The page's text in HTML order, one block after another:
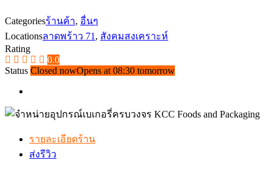
Categoriesร้านค้า, อื่นๆ
Locationsลาดพร้าว 71 , สังคมสงเคราะห์
Rating
0.0
Status Closed nowOpens at 08:30 tomorrow
รายละเอียดร้าน
ส่งรีวิว